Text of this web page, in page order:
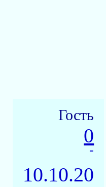
Гость
0
-
10.10.20